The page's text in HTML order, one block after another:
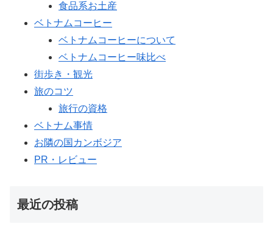
食品系お土産
ベトナムコーヒー
ベトナムコーヒーについて
ベトナムコーヒー味比べ
街歩き・観光
旅のコツ
旅行の資格
ベトナム事情
お隣の国カンボジア
PR・レビュー
最近の投稿